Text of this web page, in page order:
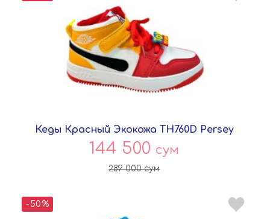
Кеды Красный Экокожа TH760D Persey
144 500 сум
289 000сум
-50%